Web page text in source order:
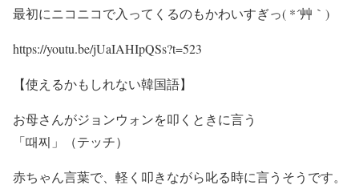
最初にニコニコで入ってくるのもかわいすぎっ( *´艸｀)
https://youtu.be/jUaIAHIpQSs?t=523
【使えるかもしれない韓国語】
お母さんがジョンウォンを叩くときに言う
「때찌」（テッチ）
赤ちゃん言葉で、軽く叩きながら叱る時に言うそうです。